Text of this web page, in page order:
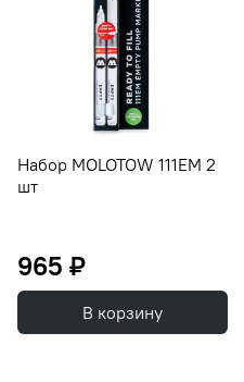
Набор MOLOTOW 111EM 2
шт
965 ₽
В корзину